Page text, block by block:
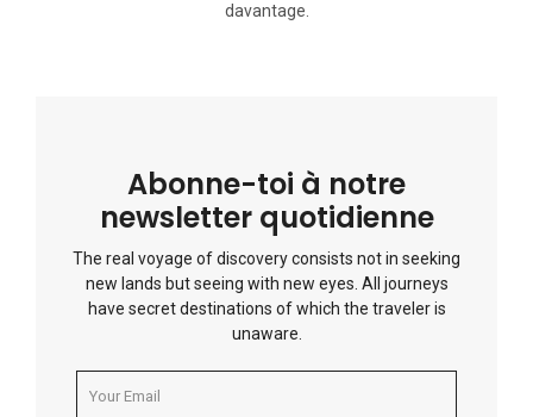
davantage.
Abonne-toi à notre
newsletter quotidienne
The real voyage of discovery consists not in seeking
new lands but seeing with new eyes. All journeys
have secret destinations of which the traveler is
unaware.